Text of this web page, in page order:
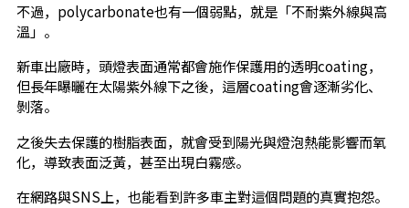
不過，polycarbonate也有一個弱點，就是「不耐紫外線與高
溫」。
新車出廠時，頭燈表面通常都會施作保護用的透明coating，
但長年曝曬在太陽紫外線下之後，這層coating會逐漸劣化、
剝落。
之後失去保護的樹脂表面，就會受到陽光與燈泡熱能影響而氧
化，導致表面泛黃，甚至出現白霧感。
在網路與SNS上，也能看到許多車主對這個問題的真實抱怨。